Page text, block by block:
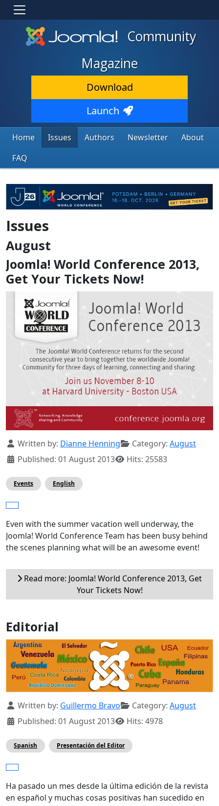
Community
Magazine
Download
Launch
Home Issues Authors Newsletter
About
FAQ
Issues
August
Joomla! World Conference 2013,
Get Your Tickets Now!
Details
Written by: Dianne Henning Category: August
Published: 01 August 2013
Hits: 25583
Events English
Even with the summer vacation well underway, the
Joomla! World Conference Team has been busy behind
the scenes planning what will be an awesome event!
Read more: Joomla! World Conference 2013, Get
Your Tickets Now!
Editorial
Details
Written by: Guillermo Bravo Category: August
Published: 01 August 2013
Hits: 4978
Spanish Presentación del Editor
Ha pasado un mes desde la última edición de la revista
en español y muchas cosas positivas han sucedido en